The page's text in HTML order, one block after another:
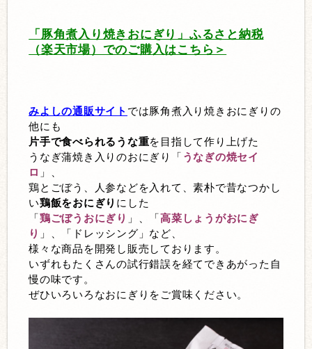
「豚角煮入り焼きおにぎり」ふるさと納税
（楽天市場）でのご購入はこちら＞
みよしの通販サイト では豚角煮入り焼きおにぎりの
他にも
片手で食べられるうな重を目指して作り上げた
うなぎ蒲焼き入りのおにぎり「 うなぎの焼セイ
ロ 」、
鶏とごぼう、人参などを入れて、素朴で昔なつかし
い鶏飯をおにぎり にした
「 鶏ごぼうおにぎり 」、「高菜しょうがおにぎ
り 」、「ドレッシング」など、
様々な商品を開発し販売しております。
いずれもたくさんの試行錯誤を経てできあがった自
慢の味です。
ぜひいろいろなおにぎりをご賞味ください。